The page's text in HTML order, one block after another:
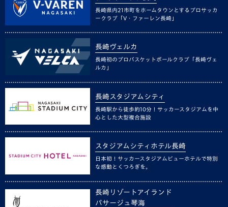
長崎県内21市町をホームタウンとするプロサッカ
ークラブ「V・ファーレン長崎」
長崎ヴェルカ
長崎初のプロバスケットボールクラブ「長崎ヴェ
ルカ」
長崎スタジアムシティ
長崎駅から徒歩約10分！サッカースタジアムを中
心とした大型複合施設
スタジアムシティホテル長崎
日本初！サッカースタジアムビューホテルで特別
な感動とくつろぎを。
長崎リゾートアイランド
パサージュ琴海